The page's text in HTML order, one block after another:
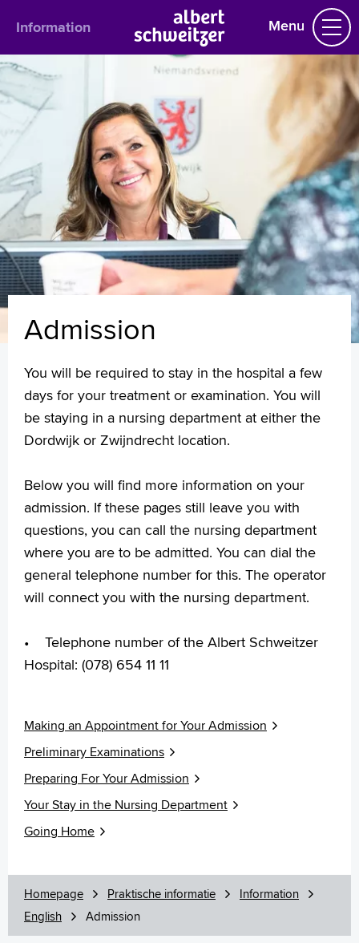
Information Menu
Information
English
Admission
Outpatient department
Visiting hours
Route description
Français
Polski
Türkçe
Arabisch
Praktische informatie
Specialismen
Werken en leren
Medewerkers
MijnASz
Verwijzers
Tekstgrootte A+
Voorleesfunctie
Zoeken
English
Français
Polski
Arabisch
Admission
You will be required to stay in the hospital a few
days for your treatment or examination. You will
be staying in a nursing department at either the
Dordwijk or Zwijndrecht location.
Below you will find more information on your
admission. If these pages still leave you with
questions, you can call the nursing department
where you are to be admitted. You can dial the
general telephone number for this. The operator
will connect you with the nursing department.
• Telephone number of the Albert Schweitzer
Hospital: (078) 654 11 11
Making an Appointment for Your Admission
Preliminary Examinations
Preparing For Your Admission
Your Stay in the Nursing Department
Going Home
Homepage Praktische informatie
Information
English
Admission